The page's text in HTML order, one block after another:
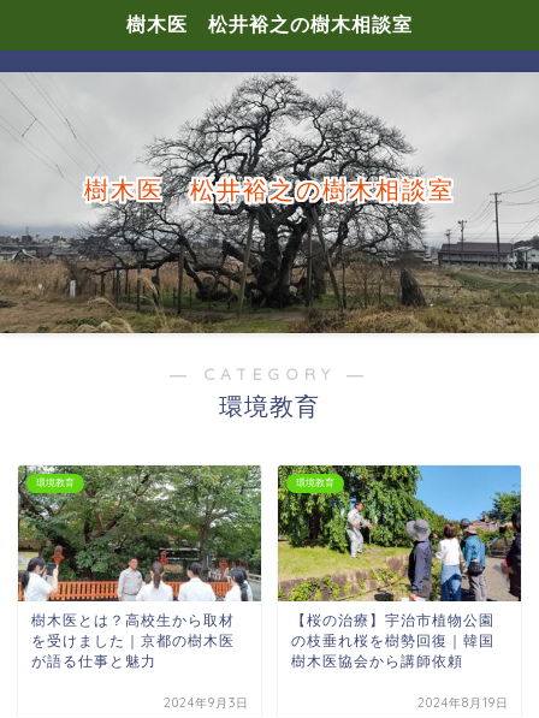
樹木医 松井裕之の樹木相談室
樹木医 松井裕之の樹木相談室
― CATEGORY ―
環境教育
環境教育
樹木医とは？高校生から取材
を受けました｜京都の樹木医
が語る仕事と魅力
2024年9月3日
環境教育
【桜の治療】宇治市植物公園
の枝垂れ桜を樹勢回復｜韓国
樹木医協会から講師依頼
2024年8月19日